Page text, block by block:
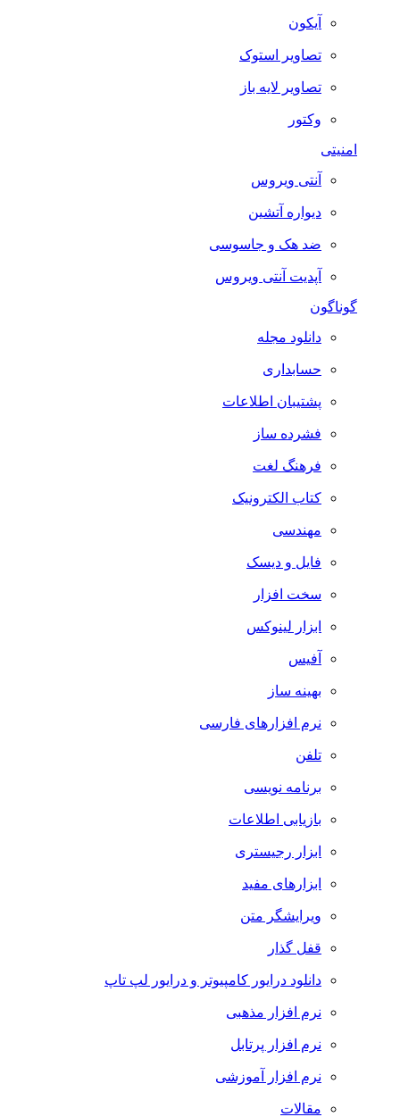
آیکون
تصاویر استوک
تصاویر لایه باز
وکتور
امنیتی
آنتی ویروس
دیواره آتشین
ضد هک و جاسوسی
آپدیت آنتی ویروس
گوناگون
دانلود مجله
حسابداری
پشتیبان اطلاعات
فشرده ساز
فرهنگ لغت
کتاب الکترونیک
مهندسی
فایل و دیسک
سخت افزار
ابزار لینوکس
آفیس
بهینه ساز
نرم افزارهای فارسی
تلفن
برنامه نویسی
بازیابی اطلاعات
ابزار رجیستری
ابزارهای مفید
ویرایشگر متن
قفل گذار
دانلود درایور کامپیوتر و درایور لپ تاپ
نرم افزار مذهبی
نرم افزار پرتابل
نرم افزار آموزشی
مقالات